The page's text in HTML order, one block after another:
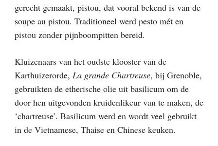
gerecht gemaakt, pistou, dat vooral bekend is van de
soupe au pistou. Traditioneel werd pesto mét en
pistou zonder pijnboompitten bereid.
Kluizenaars van het oudste klooster van de
Karthuizerorde, La grande Chartreuse, bij Grenoble,
gebruikten de etherische olie uit basilicum om de
door hen uitgevonden kruidenlikeur van te maken, de
‘chartreuse’. Basilicum werd en wordt veel gebruikt
in de Vietnamese, Thaise en Chinese keuken.